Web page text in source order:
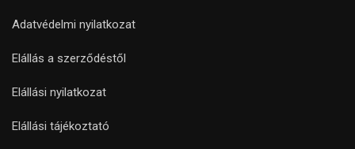
Adatvédelmi nyilatkozat
Elállás a szerződéstől
Elállási nyilatkozat
Elállási tájékoztató